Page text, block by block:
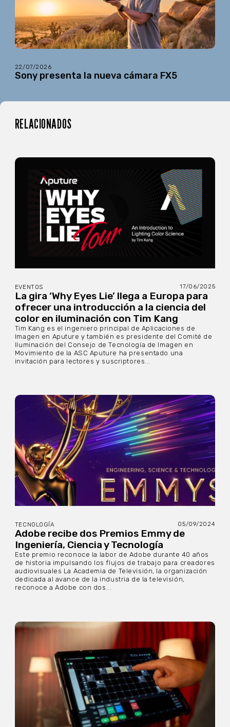
22/07/2026
Sony presenta la nueva cámara FX5
RELACIONADOS
EVENTOS 17/06/2025
La gira ‘Why Eyes Lie’ llega a Europa para
ofrecer una introducción a la ciencia del
color en iluminación con Tim Kang
Tim Kang es el ingeniero principal de Aplicaciones de
Imagen en Aputure y también es presidente del Comité de
Iluminación del Consejo de Tecnología de Imagen en
Movimiento de la ASC Aputure ha presentado una
invitación para lectores y suscriptores...
TECNOLOGÍA 05/09/2024
Adobe recibe dos Premios Emmy de
Ingeniería, Ciencia y Tecnología
Este premio reconoce la labor de Adobe durante 40 años
de historia impulsando los flujos de trabajo para creadores
audiovisuales La Academia de Televisión, la organización
dedicada al avance de la industria de la televisión,
reconoce a Adobe con dos...